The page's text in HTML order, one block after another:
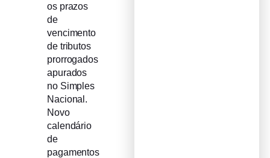
os prazos
de
vencimento
de tributos
prorrogados
apurados
no Simples
Nacional.
Novo
calendário
de
pagamentos